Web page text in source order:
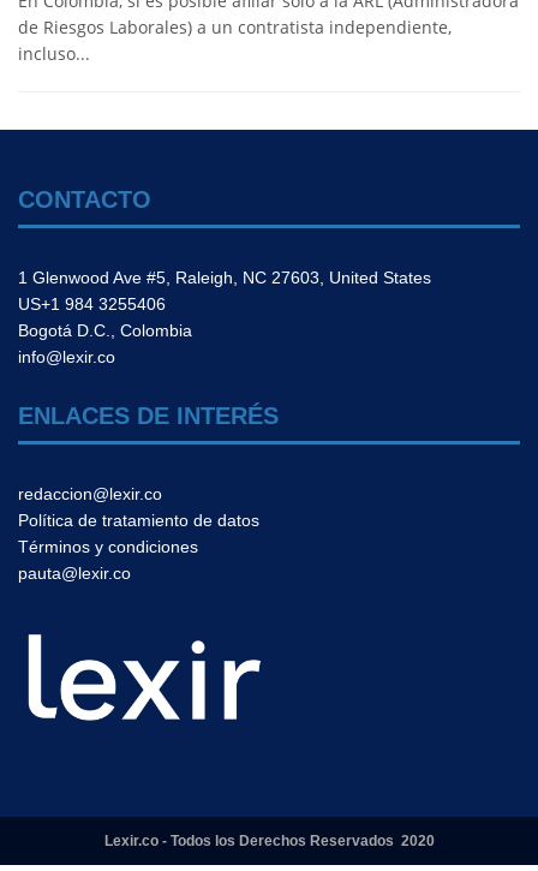
de Riesgos Laborales) a un contratista independiente,
incluso...
CONTACTO
1 Glenwood Ave #5, Raleigh, NC 27603, United States
US+1 984 3255406
Bogotá D.C., Colombia
info@lexir.co
ENLACES DE INTERÉS
redaccion@lexir.co
Política de tratamiento de datos
Términos y condiciones
pauta@lexir.co
Lexir.co - Todos los Derechos Reservados 2020